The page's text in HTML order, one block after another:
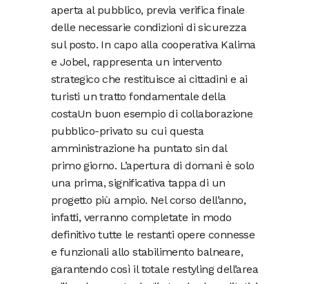
aperta al pubblico, previa verifica finale
delle necessarie condizioni di sicurezza
sul posto. In capo alla cooperativa Kalima
e Jobel, rappresenta un intervento
strategico che restituisce ai cittadini e ai
turisti un tratto fondamentale della
costaUn buon esempio di collaborazione
pubblico-privato su cui questa
amministrazione ha puntato sin dal
primo giorno. L’apertura di domani è solo
una prima, significativa tappa di un
progetto più ampio. Nel corso dell’anno,
infatti, verranno completate in modo
definitivo tutte le restanti opere connesse
e funzionali allo stabilimento balneare,
garantendo così il totale restyling dell’area